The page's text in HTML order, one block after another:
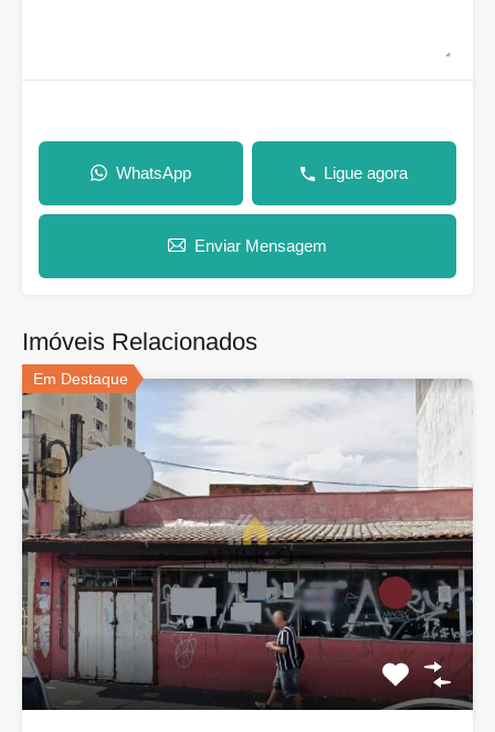
WhatsApp Ligue agora
Enviar Mensagem
Imóveis Relacionados
Em Destaque